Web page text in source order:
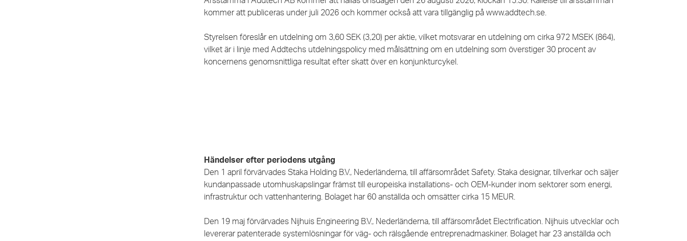
kommer att publiceras under juli 2026 och kommer också att vara tillgänglig på www.addtech.se.
Styrelsen föreslår en utdelning om 3,60 SEK (3,20) per aktie, vilket motsvarar en utdelning om cirka 972 MSEK (864),
vilket är i linje med Addtechs utdelningspolicy med målsättning om en utdelning som överstiger 30 procent av
koncernens genomsnittliga resultat efter skatt över en konjunkturcykel.
Händelser efter periodens utgång
Den 1 april förvärvades Staka Holding B.V., Nederländerna, till affärsområdet Safety. Staka designar, tillverkar och säljer
kundanpassade utomhuskapslingar främst till europeiska installations- och OEM-kunder inom sektorer som energi,
infrastruktur och vattenhantering. Bolaget har 60 anställda och omsätter cirka 15 MEUR.
Den 19 maj förvärvades Nijhuis Engineering B.V., Nederländerna, till affärsområdet Electrification. Nijhuis utvecklar och
levererar patenterade systemlösningar för väg- och rälsgående entreprenadmaskiner. Bolaget har 23 anställda och